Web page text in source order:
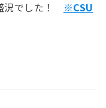
況でした！ ※CSU